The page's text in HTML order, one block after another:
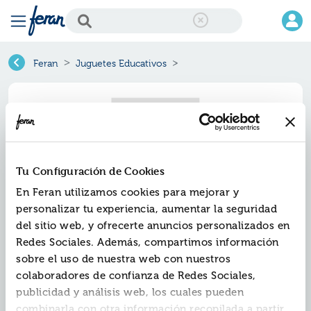
Tu Configuración de Cookies
En Feran utilizamos cookies para mejorar y
personalizar tu experiencia, aumentar la seguridad
del sitio web, y ofrecerte anuncios personalizados en
Redes Sociales. Además, compartimos información
sobre el uso de nuestra web con nuestros
colaboradores de confianza de Redes Sociales,
publicidad y análisis web, los cuales pueden
Feran Juguetes Educativos
Fatal error
: Uncaught TypeError: count(): Argument #1 ($value)